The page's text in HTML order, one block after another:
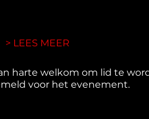
> LEES MEER
harte welkom om lid te
voor het evenement.